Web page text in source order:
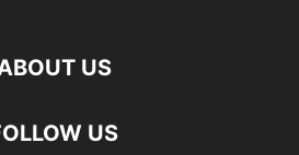
US
US